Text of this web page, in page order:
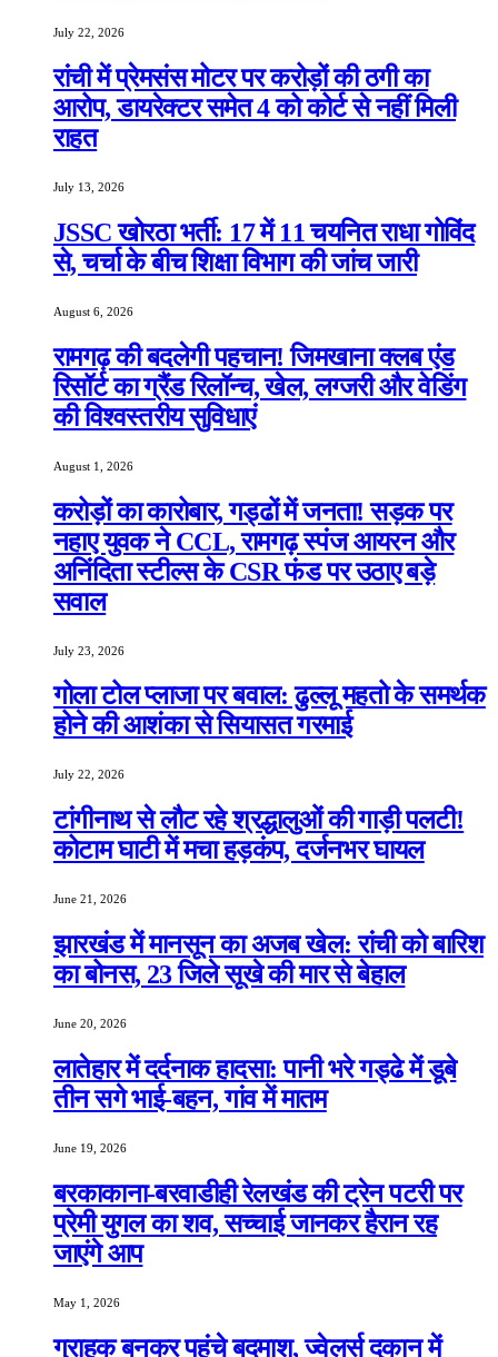
July 22, 2026
रांची में प्रेमसंस मोटर पर करोड़ों की ठगी का
आरोप, डायरेक्टर समेत 4 को कोर्ट से नहीं मिली
राहत
July 13, 2026
JSSC खोरठा भर्ती: 17 में 11 चयनित राधा गोविंद
से, चर्चा के बीच शिक्षा विभाग की जांच जारी
August 6, 2026
रामगढ़ की बदलेगी पहचान! जिमखाना क्लब एंड
रिसॉर्ट का ग्रैंड रिलॉन्च, खेल, लग्जरी और वेडिंग
की विश्वस्तरीय सुविधाएं
August 1, 2026
करोड़ों का कारोबार, गड्ढों में जनता! सड़क पर
नहाए युवक ने CCL, रामगढ़ स्पंज आयरन और
अनिंदिता स्टील्स के CSR फंड पर उठाए बड़े
सवाल
July 23, 2026
गोला टोल प्लाजा पर बवाल: ढुल्लू महतो के समर्थक
होने की आशंका से सियासत गरमाई
July 22, 2026
टांगीनाथ से लौट रहे श्रद्धालुओं की गाड़ी पलटी!
कोटाम घाटी में मचा हड़कंप, दर्जनभर घायल
June 21, 2026
झारखंड में मानसून का अजब खेल: रांची को बारिश
का बोनस, 23 जिले सूखे की मार से बेहाल
June 20, 2026
लातेहार में दर्दनाक हादसा: पानी भरे गड्ढे में डूबे
तीन सगे भाई-बहन, गांव में मातम
June 19, 2026
बरकाकाना-बरवाडीही रेलखंड की ट्रेन पटरी पर
प्रेमी युगल का शव, सच्चाई जानकर हैरान रह
जाएंगे आप
May 1, 2026
ग्राहक बनकर पहुंचे बदमाश, ज्वेलर्स दुकान में